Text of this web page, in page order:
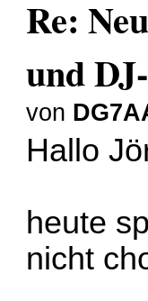
Re:
und
von
Hallo
heute
nicht